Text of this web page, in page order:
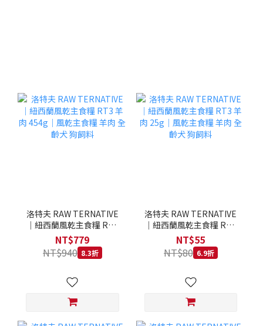
洛特夫 RAW TERNATIVE
｜紐西蘭風乾主食糧 RT3
羊肉 454g｜風乾主食糧 羊
肉 全齡犬 狗飼料
NT$779
NT$940 8.3折
洛特夫 RAW TERNATIVE
｜紐西蘭風乾主食糧 RT3
羊肉 25g｜風乾主食糧 羊
肉 全齡犬 狗飼料
NT$55
NT$80 6.9折